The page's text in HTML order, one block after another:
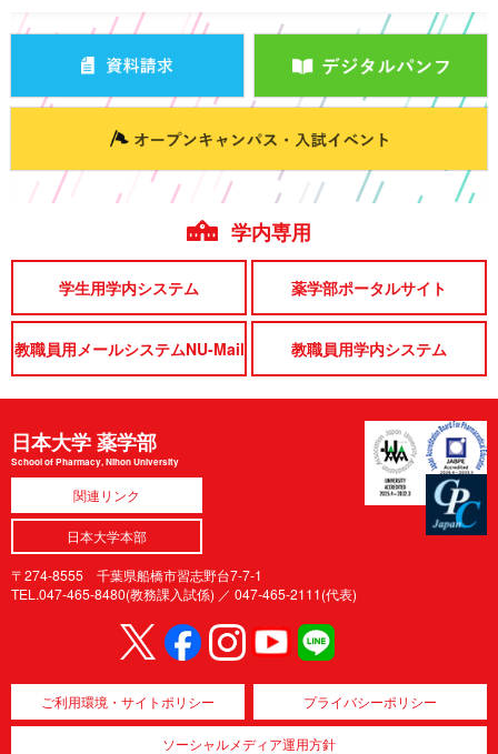
学内専用
学生用学内システム 薬学部ポータルサイト
教職員用メールシステムNU-Mail 教職員用学内システム
日本大学 薬学部
School of Pharmacy, Nihon University
関連リンク
日本大学本部
〒274-8555 千葉県船橋市習志野台7-7-1
TEL.047-465-8480(教務課入試係) ／ 047-465-2111(代表)
ご利用環境・サイトポリシー プライバシーポリシー
ソーシャルメディア運用方針